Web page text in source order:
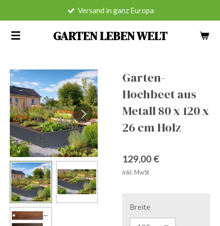
springen
GARTEN LEBEN WELT
Versand in ganz Europa
Garten-
Hochbeet aus
Metall 80 x 120 x
26 cm Holz
129,00 €
inkl. MwSt
Breite